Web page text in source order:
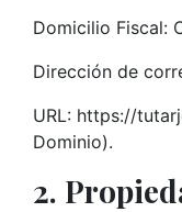
Domicilio Fiscal:
Dirección de
URL: https://
Dominio).
2.